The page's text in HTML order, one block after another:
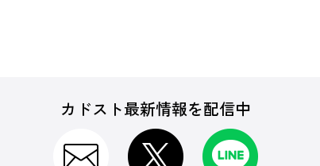
カドスト最新情報を配信中